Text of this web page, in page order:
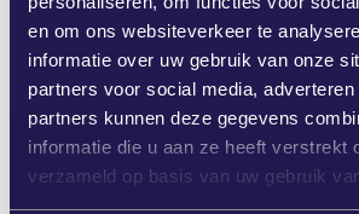
en om ons websiteverkeer te
informatie over uw gebruik van onze
partners voor social media,
partners kunnen deze gegevens
informatie die u aan ze heeft verstrekt
verzameld op basis van uw gebruik
Als wij nu diep inademen en ons
uitspreken tegen Palantir,
politici ervan om nieuwe
stellen. Dan beschermen we de
persoonsgegevens van